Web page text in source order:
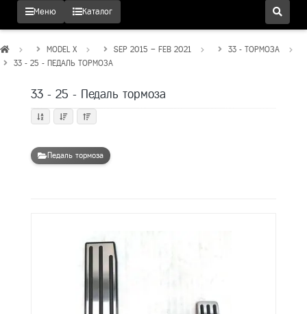
Меню Каталог
MODEL X SEP 2015 – FEB 2021
33 - ТОРМОЗА
33 - 25 - ПЕДАЛЬ ТОРМОЗА
33 - 25 - Педаль тормоза
Педаль тормоза